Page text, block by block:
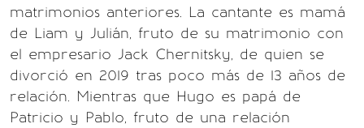
matrimonios anteriores. La cantante es mamá
de Liam y Julián, fruto de su matrimonio con
el empresario Jack Chernitsky, de quien se
divorció en 2019 tras poco más de 13 años de
relación. Mientras que Hugo es papá de
Patricio y Pablo, fruto de una relación